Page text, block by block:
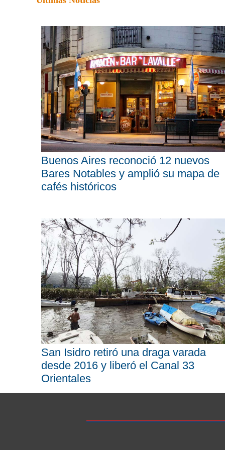
Buenos Aires reconoció 12 nuevos
Bares Notables y amplió su mapa de
cafés históricos
San Isidro retiró una draga varada
desde 2016 y liberó el Canal 33
Orientales